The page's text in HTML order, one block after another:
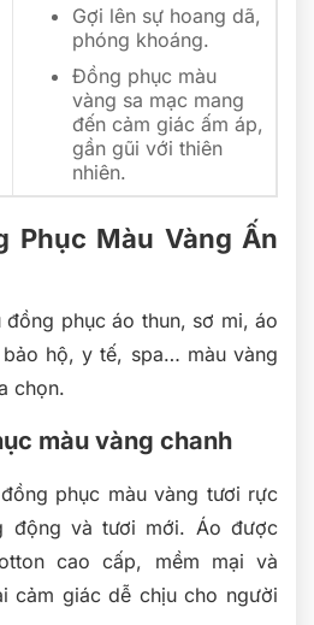
Gợi lên sự hoang dã,
phóng khoáng.
Đồng phục màu
vàng sa mạc mang
đến cảm giác ấm áp,
gần gũi với thiên
nhiên.
Phục Màu Vàng Ấn
phục áo thun, sơ mi, áo
hộ, y tế, spa… màu vàng
chọn.
màu vàng chanh
phục màu vàng tươi rực
động và tươi mới. Áo được
cao cấp, mềm mại và
cảm giác dễ chịu cho người